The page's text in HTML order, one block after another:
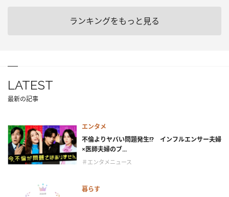
ランキングをもっと見る
LATEST
最新の記事
エンタメ
不倫よりヤバい問題発生!? インフルエンサー夫婦
×医師夫婦のブ...
＃エンタメニュース
暮らす